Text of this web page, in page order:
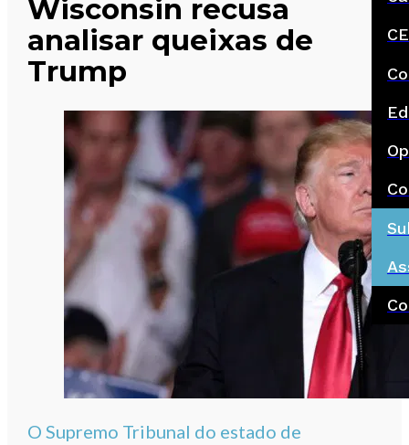
Wisconsin recusa
analisar queixas de
Trump
O Supremo Tribunal do estado de